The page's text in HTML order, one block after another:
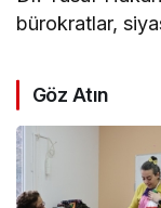
bürokratlar,
Göz Atın